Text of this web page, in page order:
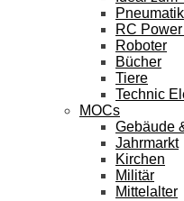
Pneumatik
RC
Roboter
Bücher
Tiere
Technic
MOCs
Gebäude
Jahrmarkt
Kirchen
Militär
Mittelalter